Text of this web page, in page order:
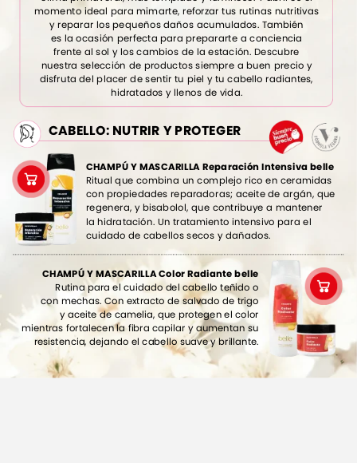
momento ideal para mimarte, reforzar tus rutinas nutritivas
y reparar los pequeños daños acumulados. También
es la ocasión perfecta para prepararte a conciencia
frente al sol y los cambios de la estación. Descubre
nuestra selección de productos siempre a buen precio y
disfruta del placer de sentir tu piel y tu cabello radiantes,
hidratados y llenos de vida.
CHAMPÚYMASCARILLAReparación Intensivabelle
Ritual que combina un complejo rico en ceramidas
con propiedades reparadoras; aceite de argán, que
regenera, y bisabolol, que contribuye a mantener
la hidratación. Un tratamiento intensivo para el
cuidado de cabellos secos y dañados.
CHAMPÚYMASCARILLAColor Radiante belle
Rutina para el cuidado del cabello teñido o
con mechas. Con extracto de salvado de trigo
y aceite de camelia, que protegen el color
mientras fortalecenla fibra capilar y aumentan su
resistencia, dejando el cabello suavey brillante.
CABELLO: NUTRIR YPROTEGER